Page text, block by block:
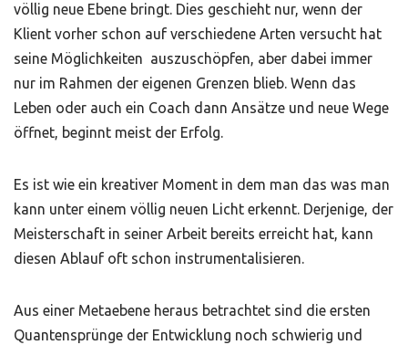
völlig neue Ebene bringt. Dies geschieht nur, wenn der
Klient vorher schon auf verschiedene Arten versucht hat
seine Möglichkeiten auszuschöpfen, aber dabei immer
nur im Rahmen der eigenen Grenzen blieb. Wenn das
Leben oder auch ein Coach dann Ansätze und neue Wege
öffnet, beginnt meist der Erfolg.
Es ist wie ein kreativer Moment in dem man das was man
kann unter einem völlig neuen Licht erkennt. Derjenige, der
Meisterschaft in seiner Arbeit bereits erreicht hat, kann
diesen Ablauf oft schon instrumentalisieren.
Aus einer Metaebene heraus betrachtet sind die ersten
Quantensprünge der Entwicklung noch schwierig und